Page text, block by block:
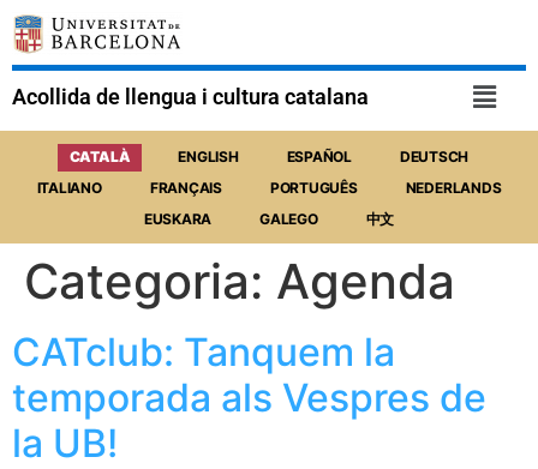
Acollida de llengua i cultura catalana
Categoria: Agenda
CATclub: Tanquem la
temporada als Vespres de
la UB!